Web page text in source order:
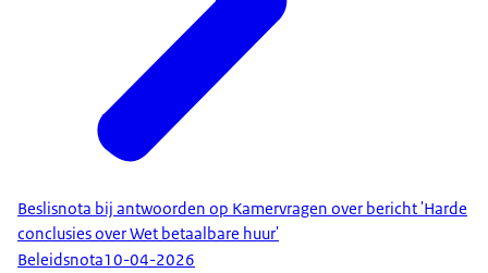
Beslisnota bij antwoorden op Kamervragen over bericht 'Harde
conclusies over Wet betaalbare huur'
Beleidsnota10-04-2026